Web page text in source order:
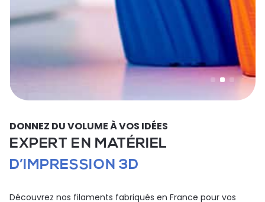
DONNEZ DU VOLUME À VOS IDÉES
EXPERT EN MATÉRIEL
D’IMPRESSION 3D
Découvrez nos filaments fabriqués en France pour vos